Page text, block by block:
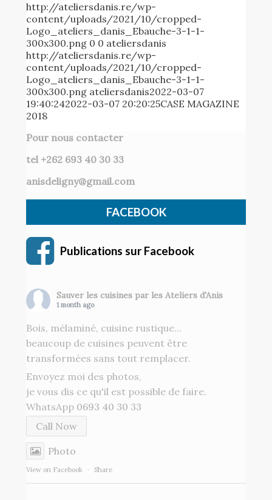
http://ateliersdanis.re/wp-
content/uploads/2021/10/cropped-
Logo_ateliers_danis_Ebauche-3-1-1-
300x300.png 0 0 ateliersdanis
http://ateliersdanis.re/wp-
content/uploads/2021/10/cropped-
Logo_ateliers_danis_Ebauche-3-1-1-
300x300.png ateliersdanis2022-03-07
19:40:242022-03-07 20:20:25CASE MAGAZINE
2018
Pour nous contacter
tel +262 693 40 30 33
anisdeligny@gmail.com
FACEBOOK
Publications sur Facebook
Sauver les cuisines par les Ateliers d'Anis
1 month ago
Bois, mélaminé, cuisine rustique...
beaucoup de cuisines peuvent être
transformées sans tout remplacer.
Envoyez moi des photos,
je vous dis ce qu'il est possible de faire.
WhatsApp 0693 40 30 33
Call Now
Photo
View on Facebook · Share